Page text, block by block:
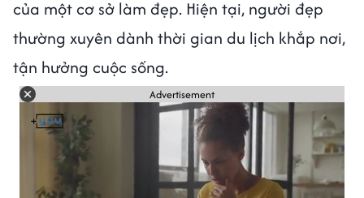
của một cơ sở làm đẹp. Hiện tại, người đẹp
thường xuyên dành thời gian du lịch khắp nơi,
tận hưởng cuộc sống.
Advertisement